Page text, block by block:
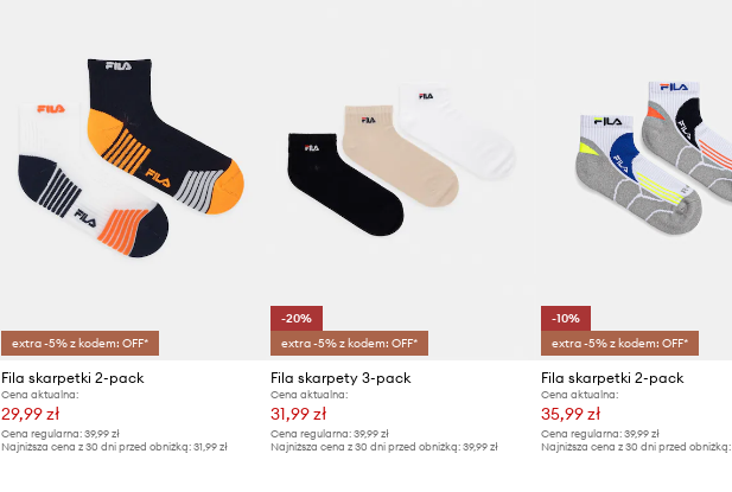
extra -5% z kodem: OFF*
Fila skarpetki 2-pack
Cena aktualna:
29,99 zł
Cena regularna:39,99 zł
Najniższa cena z 30 dni przed obniżką:31,99 zł
-20%
extra -5% z kodem: OFF*
Fila skarpety 3-pack
Cena aktualna:
31,99 zł
Cena regularna: 39,99 zł
Najniższa cena z 30 dni przed obniżką: 39,99 zł
-10%
extra -5% z kodem: OFF*
Fila skarpetki 2-pack
Cena aktualna:
35,99 zł
Cena regularna: 39,99 zł
Najniższa cena z 30 dni przed obniżką: